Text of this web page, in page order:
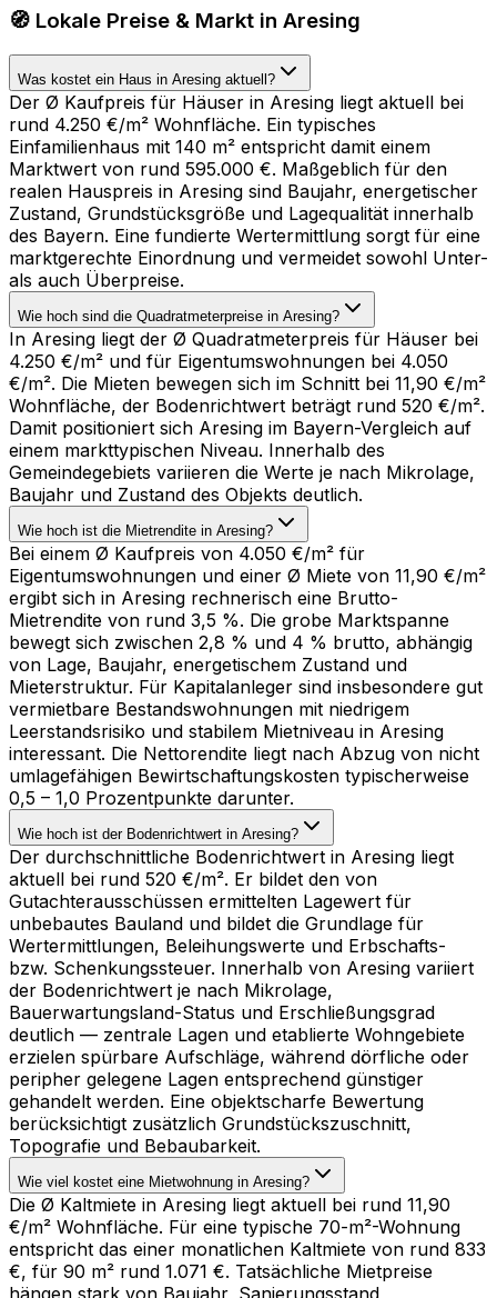
🧭 Lokale Preise & Markt in Aresing
Was kostet ein Haus in Aresing aktuell?
Der Ø Kaufpreis für Häuser in Aresing liegt aktuell bei
rund 4.250 €/m² Wohnfläche. Ein typisches
Einfamilienhaus mit 140 m² entspricht damit einem
Marktwert von rund 595.000 €. Maßgeblich für den
realen Hauspreis in Aresing sind Baujahr, energetischer
Zustand, Grundstücksgröße und Lagequalität innerhalb
des Bayern. Eine fundierte Wertermittlung sorgt für eine
marktgerechte Einordnung und vermeidet sowohl Unter-
als auch Überpreise.
Wie hoch sind die Quadratmeterpreise in Aresing?
In Aresing liegt der Ø Quadratmeterpreis für Häuser bei
4.250 €/m² und für Eigentumswohnungen bei 4.050
€/m². Die Mieten bewegen sich im Schnitt bei 11,90 €/m²
Wohnfläche, der Bodenrichtwert beträgt rund 520 €/m².
Damit positioniert sich Aresing im Bayern-Vergleich auf
einem markttypischen Niveau. Innerhalb des
Gemeindegebiets variieren die Werte je nach Mikrolage,
Baujahr und Zustand des Objekts deutlich.
Wie hoch ist die Mietrendite in Aresing?
Bei einem Ø Kaufpreis von 4.050 €/m² für
Eigentumswohnungen und einer Ø Miete von 11,90 €/m²
ergibt sich in Aresing rechnerisch eine Brutto-
Mietrendite von rund 3,5 %. Die grobe Marktspanne
bewegt sich zwischen 2,8 % und 4 % brutto, abhängig
von Lage, Baujahr, energetischem Zustand und
Mieterstruktur. Für Kapitalanleger sind insbesondere gut
vermietbare Bestandswohnungen mit niedrigem
Leerstandsrisiko und stabilem Mietniveau in Aresing
interessant. Die Nettorendite liegt nach Abzug von nicht
umlagefähigen Bewirtschaftungskosten typischerweise
0,5 – 1,0 Prozentpunkte darunter.
Wie hoch ist der Bodenrichtwert in Aresing?
Der durchschnittliche Bodenrichtwert in Aresing liegt
aktuell bei rund 520 €/m². Er bildet den von
Gutachterausschüssen ermittelten Lagewert für
unbebautes Bauland und bildet die Grundlage für
Wertermittlungen, Beleihungswerte und Erbschafts-
bzw. Schenkungssteuer. Innerhalb von Aresing variiert
der Bodenrichtwert je nach Mikrolage,
Bauerwartungsland-Status und Erschließungsgrad
deutlich — zentrale Lagen und etablierte Wohngebiete
erzielen spürbare Aufschläge, während dörfliche oder
peripher gelegene Lagen entsprechend günstiger
gehandelt werden. Eine objektscharfe Bewertung
berücksichtigt zusätzlich Grundstückszuschnitt,
Topografie und Bebaubarkeit.
Wie viel kostet eine Mietwohnung in Aresing?
Die Ø Kaltmiete in Aresing liegt aktuell bei rund 11,90
€/m² Wohnfläche. Für eine typische 70-m²-Wohnung
entspricht das einer monatlichen Kaltmiete von rund 833
€, für 90 m² rund 1.071 €. Tatsächliche Mietpreise
hängen stark von Baujahr, Sanierungsstand,